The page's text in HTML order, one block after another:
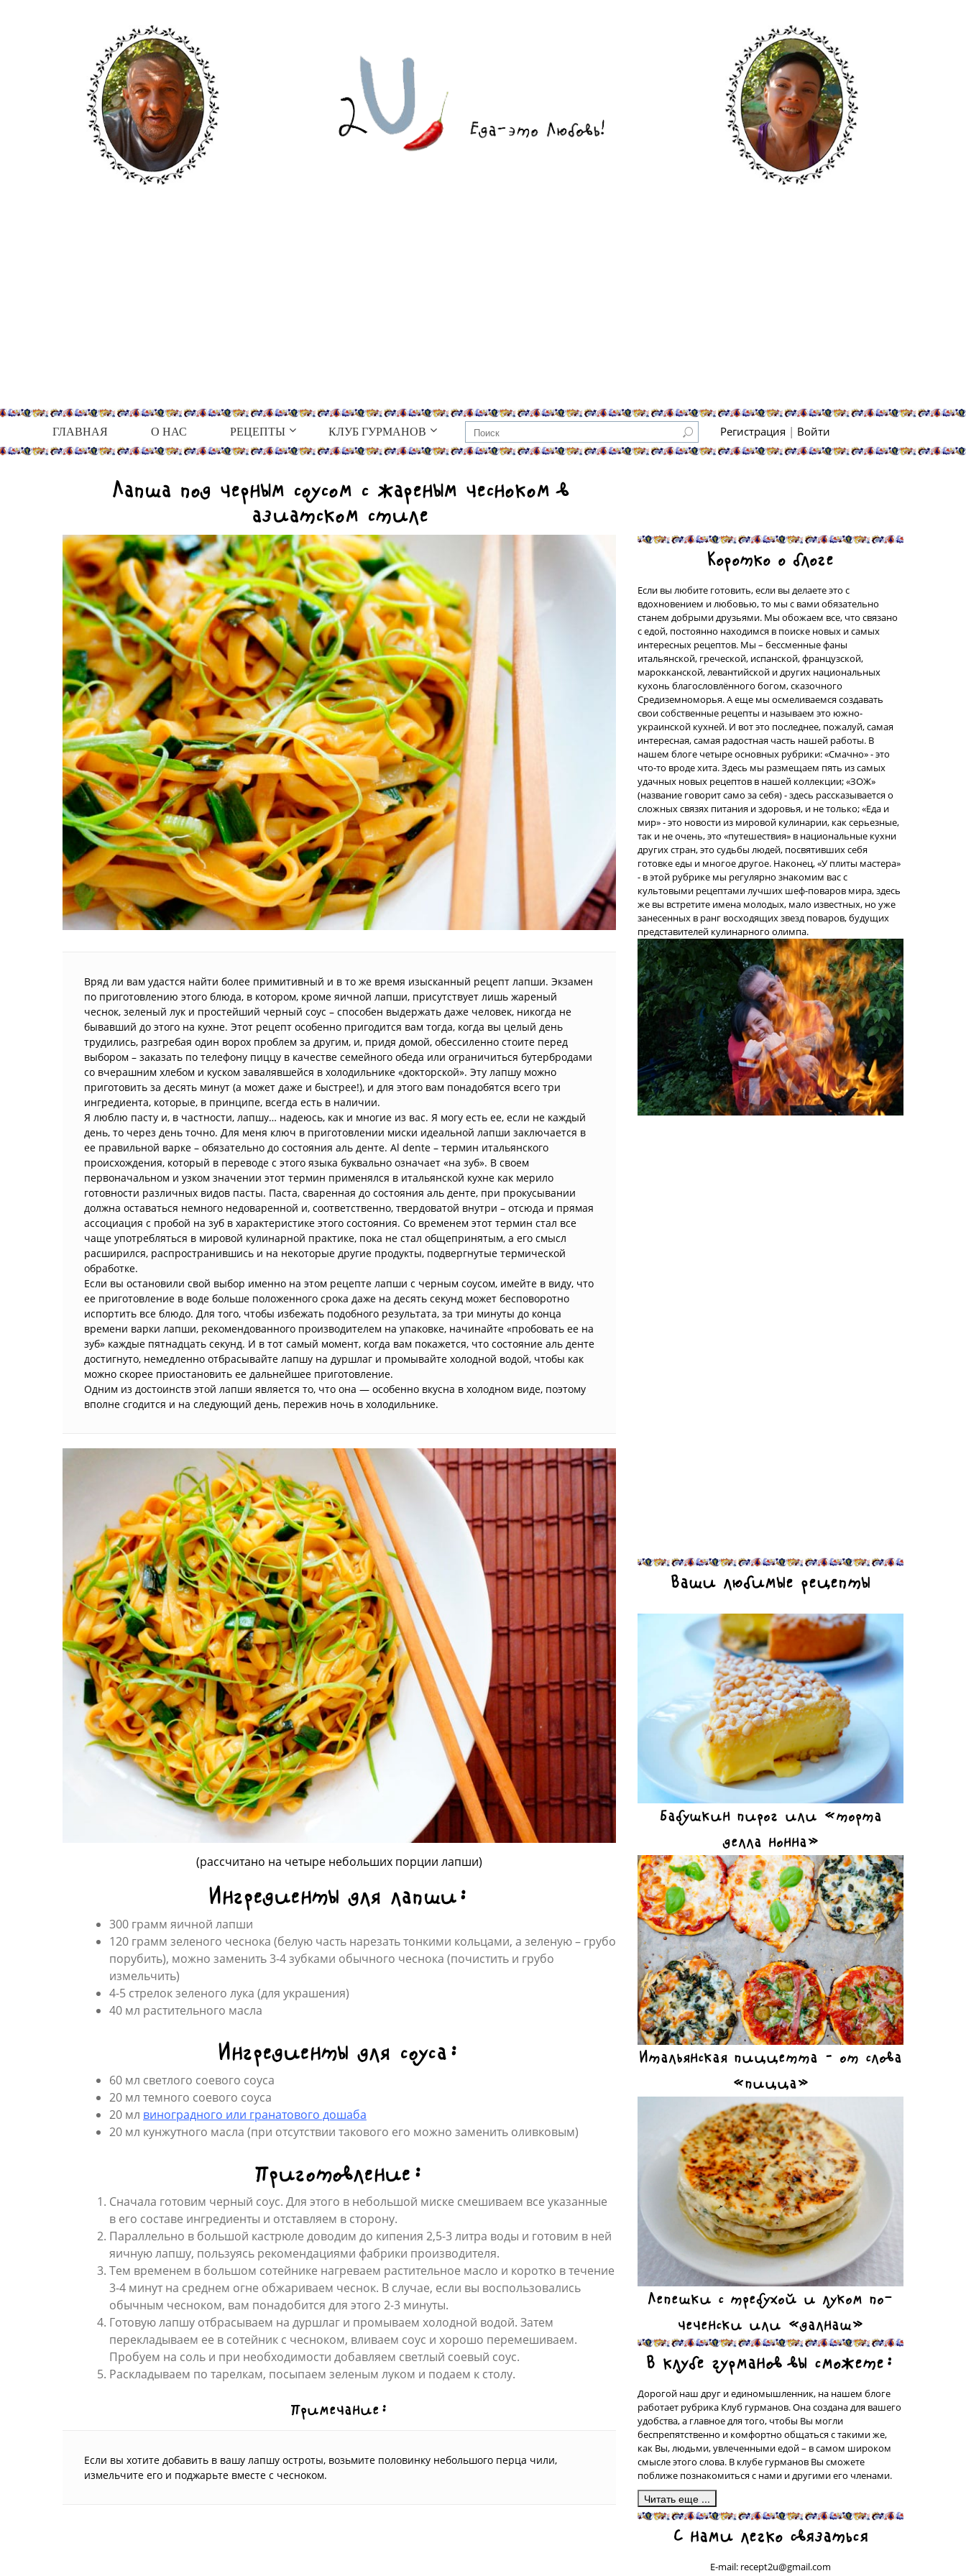
Регистрация | Войти
ГЛАВНАЯ О НАС РЕЦЕПТЫ КЛУБ ГУРМАНОВ
Лапша под черным соусом с жареным чесноком в
азиатском стиле
Вряд ли вам удастся найти более примитивный и в то же время изысканный рецепт лапши. Экзамен
по приготовлению этого блюда, в котором, кроме яичной лапши, присутствует лишь жареный
чеснок, зеленый лук и простейший черный соус – способен выдержать даже человек, никогда не
бывавший до этого на кухне. Этот рецепт особенно пригодится вам тогда, когда вы целый день
трудились, разгребая один ворох проблем за другим, и, придя домой, обессиленно стоите перед
выбором – заказать по телефону пиццу в качестве семейного обеда или ограничиться бутербродами
со вчерашним хлебом и куском завалявшейся в холодильнике «докторской». Эту лапшу можно
приготовить за десять минут (а может даже и быстрее!), и для этого вам понадобятся всего три
ингредиента, которые, в принципе, всегда есть в наличии.
Я люблю пасту и, в частности, лапшу… надеюсь, как и многие из вас. Я могу есть ее, если не каждый
день, то через день точно. Для меня ключ в приготовлении миски идеальной лапши заключается в
ее правильной варке – обязательно до состояния аль денте. Al dente – термин итальянского
происхождения, который в переводе с этого языка буквально означает «на зуб». В своем
первоначальном и узком значении этот термин применялся в итальянской кухне как мерило
готовности различных видов пасты. Паста, сваренная до состояния аль денте, при прокусывании
должна оставаться немного недоваренной и, соответственно, твердоватой внутри – отсюда и прямая
ассоциация с пробой на зуб в характеристике этого состояния. Со временем этот термин стал все
чаще употребляться в мировой кулинарной практике, пока не стал общепринятым, а его смысл
расширился, распространившись и на некоторые другие продукты, подвергнутые термической
обработке.
Если вы остановили свой выбор именно на этом рецепте лапши с черным соусом, имейте в виду, что
ее приготовление в воде больше положенного срока даже на десять секунд может бесповоротно
испортить все блюдо. Для того, чтобы избежать подобного результата, за три минуты до конца
времени варки лапши, рекомендованного производителем на упаковке, начинайте «пробовать ее на
зуб» каждые пятнадцать секунд. И в тот самый момент, когда вам покажется, что состояние аль денте
достигнуто, немедленно отбрасывайте лапшу на дуршлаг и промывайте холодной водой, чтобы как
можно скорее приостановить ее дальнейшее приготовление.
Одним из достоинств этой лапши является то, что она — особенно вкусна в холодном виде, поэтому
вполне сгодится и на следующий день, пережив ночь в холодильнике.
(рассчитано на четыре небольших порции лапши)
Ингредиенты для лапши:
300 грамм яичной лапши
120 грамм зеленого чеснока (белую часть нарезать тонкими кольцами, а зеленую – грубо
порубить), можно заменить 3-4 зубками обычного чеснока (почистить и грубо
измельчить)
4-5 стрелок зеленого лука (для украшения)
40 мл растительного масла
Ингредиенты для соуса:
60 мл светлого соевого соуса
20 мл темного соевого соуса
20 мл виноградного или гранатового дошаба
20 мл кунжутного масла (при отсутствии такового его можно заменить оливковым)
Приготовление:
Сначала готовим черный соус. Для этого в небольшой миске смешиваем все указанные
в его составе ингредиенты и отставляем в сторону.
Параллельно в большой кастрюле доводим до кипения 2,5-3 литра воды и готовим в ней
яичную лапшу, пользуясь рекомендациями фабрики производителя.
Тем временем в большом сотейнике нагреваем растительное масло и коротко в течение
3-4 минут на среднем огне обжариваем чеснок. В случае, если вы воспользовались
обычным чесноком, вам понадобится для этого 2-3 минуты.
Готовую лапшу отбрасываем на дуршлаг и промываем холодной водой. Затем
перекладываем ее в сотейник с чесноком, вливаем соус и хорошо перемешиваем.
Пробуем на соль и при необходимости добавляем светлый соевый соус.
Раскладываем по тарелкам, посыпаем зеленым луком и подаем к столу.
Примечание:
Если вы хотите добавить в вашу лапшу остроты, возьмите половинку небольшого перца чили,
измельчите его и поджарьте вместе с чесноком.
Коротко о блоге
Если вы любите готовить, если вы делаете это с
вдохновением и любовью, то мы с вами обязательно
станем добрыми друзьями. Мы обожаем все, что связано
с едой, постоянно находимся в поиске новых и самых
интересных рецептов. Мы – бессменные фаны
итальянской, греческой, испанской, французской,
марокканской, левантийской и других национальных
кухонь благословлённого богом, сказочного
Средиземноморья. А еще мы осмеливаемся создавать
свои собственные рецепты и называем это южно-
украинской кухней. И вот это последнее, пожалуй, самая
интересная, самая радостная часть нашей работы. В
нашем блоге четыре основных рубрики: «Смачно» - это
что-то вроде хита. Здесь мы размещаем пять из самых
удачных новых рецептов в нашей коллекции; «ЗОЖ»
(название говорит само за себя) - здесь рассказывается о
сложных связях питания и здоровья, и не только; «Еда и
мир» - это новости из мировой кулинарии, как серьезные,
так и не очень, это «путешествия» в национальные кухни
других стран, это судьбы людей, посвятивших себя
готовке еды и многое другое. Наконец, «У плиты мастера»
- в этой рубрике мы регулярно знакомим вас с
культовыми рецептами лучших шеф-поваров мира, здесь
же вы встретите имена молодых, мало известных, но уже
занесенных в ранг восходящих звезд поваров, будущих
представителей кулинарного олимпа.
Ваши любимые рецепты
Бабушкин пирог или «торта
делла нонна»
Итальянская пиццетта – от слова
«пицца»
Лепешки с требухой и луком по-
чеченски или «далнаш»
В клубе гурманов вы сможете:
Дорогой наш друг и единомышленник, на нашем блоге
работает рубрика Клуб гурманов. Она создана для вашего
удобства, а главное для того, чтобы Вы могли
беспрепятственно и комфортно общаться с такими же,
как Вы, людьми, увлеченными едой – в самом широком
смысле этого слова. В клубе гурманов Вы сможете
поближе познакомиться с нами и другими его членами.
Здесь, в подрубрике «Сделано на моей кухне» у вас будет
прекрасная возможность поделиться со всеми рецептами
блюд, которые были сделаны вашими собственными
рецепт с фотографией приготовленного Вами блюда
С нами легко связаться
E-mail: recept2u@gmail.com